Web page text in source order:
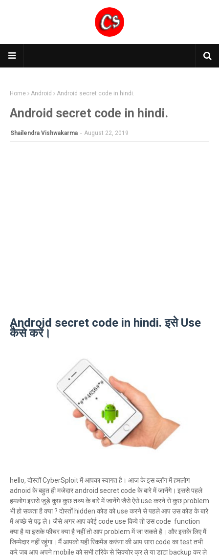
Home Android Android secret code in hindi.
Android secret code in hindi.
Shailendra Vishwakarma - August 22, 2019
Android secret code in hindi. इसे Use
कैसे करें।
hello, दोस्तों CyberSploit में आपका स्वागत है। आज के इस ब्लॉग में हमलोग
adnoid के बहुत ही मजेदार android secret code के बारे में जानेंगे। इससे पहले
हमलोग इससे जुड़े कुछ कुछ तथ्य के बारे में जानेंगे जैसे ऐसे use करने से कुछ problem
भी हो सकता है क्या ? दोस्तों hidden कोड को use करने से पहले आप उस कोड के बारे
में अच्छे से पढ़ ले। जैसे अगर आप कोई code use किये तो उस code function
क्या है या इसके फीचर क्या है नहीं तो आप problem में जा सकते है। और इसके लिए मैं
जिम्मेदार नहीं रहूंगा। मैं आपको यही रिकमेंड करूंगा की आप सारा code का test तभी
करे जब आप अपने mobile को सभी तरिके से सिक्योर क्र ले या डाटा backup कर ले